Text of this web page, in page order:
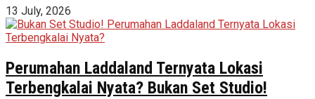
13 July, 2026
Perumahan Laddaland Ternyata Lokasi
Terbengkalai Nyata? Bukan Set Studio!